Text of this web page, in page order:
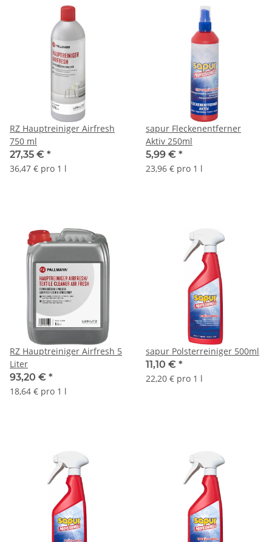
RZ Hauptreiniger Airfresh
750 ml
27,35 € *
36,47 € pro 1 l
sapur Fleckenentferner
Aktiv 250ml
5,99 € *
23,96 € pro 1 l
RZ Hauptreiniger Airfresh 5
Liter
93,20 € *
18,64 € pro 1 l
sapur Polsterreiniger 500ml
11,10 € *
22,20 € pro 1 l